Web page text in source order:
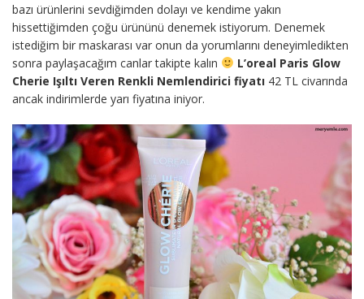
bazı ürünlerini sevdiğimden dolayı ve kendime yakın
hissettiğimden çoğu ürününü denemek istiyorum. Denemek
istediğim bir maskarası var onun da yorumlarını deneyimledikten
sonra paylaşacağım canlar takipte kalın
L’oreal Paris Glow
Cherie Işıltı Veren Renkli Nemlendirici fiyatı 42 TL civarında
ancak indirimlerde yarı fiyatına iniyor.